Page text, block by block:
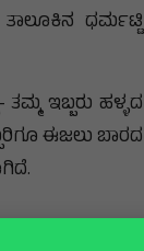
ಧರ್ಮಟ್ಟಿ
ಇಬ್ಬರು ಹಳ್ಳದ
ಈಜಲು ಬಾರದ